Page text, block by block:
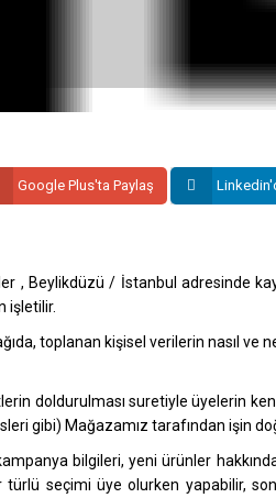
Google Plus'ta Paylaş
, Beylikdüzü / İstanbul adresinde
işletilir.
toplanan kişisel verilerin nasıl ve
doldurulması suretiyle üyelerin
gibi) Mağazamız tarafından işin
bilgileri, yeni ürünler
seçimi üye olurken yapabilir,